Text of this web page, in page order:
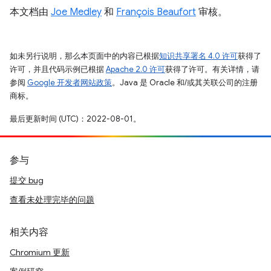
本文档由 Joe Medley 和 François Beaufort 审核。
如未另行说明，那么本页面中的内容已根据知识共享署名 4.0 许可获得了
许可，并且代码示例已根据Apache 2.0 许可获得了许可。有关详情，请
参阅 Google 开发者网站政策。Java 是 Oracle 和/或其关联公司的注册
商标。
最后更新时间 (UTC)：2022-08-01。
参与
提交 bug
查看未处理完毕的问题
相关内容
Chromium 更新